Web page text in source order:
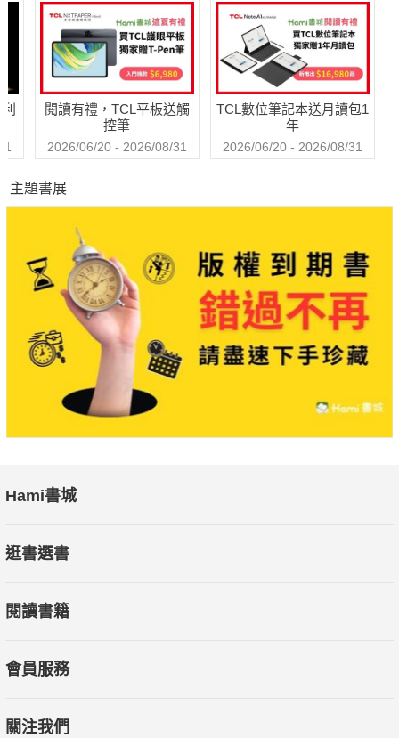
閱讀有禮，TCL平板送觸
控筆
2026/06/20 - 2026/08/31
TCL數位筆記本送月讀包1
年
2026/06/20 - 2026/08/31
主題書展
Hami書城
逛書選書
閱讀書籍
會員服務
關注我們